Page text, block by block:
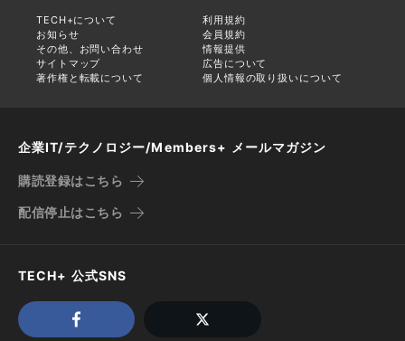
TECH+について
利用規約
お知らせ
会員規約
その他、お問い合わせ
情報提供
サイトマップ
広告について
著作権と転載について
個人情報の取り扱いについて
企業IT/テクノロジー/Members+ メールマガジン
購読登録はこちら
配信停止はこちら
TECH+ 公式SNS